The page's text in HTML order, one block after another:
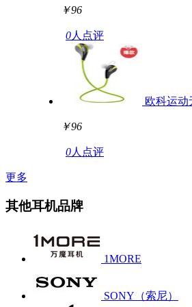
￥96
0人点评
欧科运动
￥96
0人点评
更多
其他耳机品牌
1MORE
SONY（索尼）